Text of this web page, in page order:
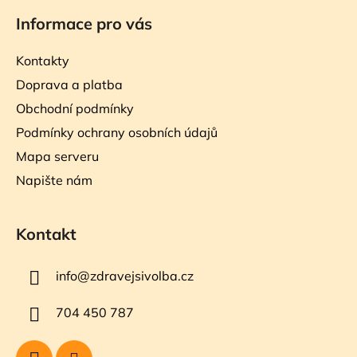
Informace pro vás
Kontakty
Doprava a platba
Obchodní podmínky
Podmínky ochrany osobních údajů
Mapa serveru
Napište nám
Kontakt
info@zdravejsivolba.cz
704 450 787